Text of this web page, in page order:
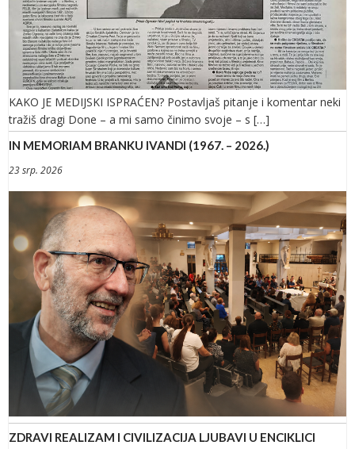
KAKO JE MEDIJSKI ISPRAĆEN? Postavljaš pitanje i komentar neki
tražiš dragi Done – a mi samo činimo svoje – s […]
IN MEMORIAM BRANKU IVANDI (1967. – 2026.)
23 srp. 2026
ZDRAVI REALIZAM I CIVILIZACIJA LJUBAVI U ENCIKLICI